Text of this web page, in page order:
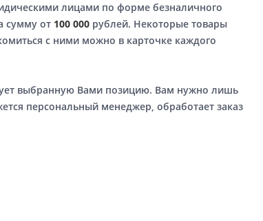
лицами по форме безналичного
сумму от 100 000рублей. Некоторые товары
с ними можно в карточке каждого
выбранную Вами позицию. Вам нужно лишь
персональный менеджер, обработает заказ